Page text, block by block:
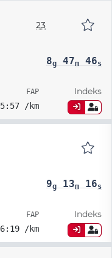
23
8g47m46s
FAP
5:57 /km
Indeks
9g13m16s
FAP
6:19 /km
Indeks